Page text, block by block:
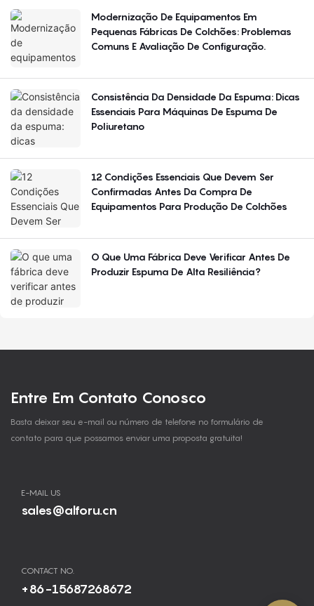
Modernização De Equipamentos Em
Pequenas Fábricas De Colchões: Problemas
Comuns E Avaliação De Configuração.
Consistência Da Densidade Da Espuma: Dicas
Essenciais Para Máquinas De Espuma De
Poliuretano
12 Condições Essenciais Que Devem Ser
Confirmadas Antes Da Compra De
Equipamentos Para Produção De Colchões
O Que Uma Fábrica Deve Verificar Antes De
Produzir Espuma De Alta Resiliência?
Entre Em Contato Conosco
Basta deixar seu e-mail ou número de telefone no formulário de
contato para que possamos enviar uma proposta gratuita!
E-MAIL US
sales@alforu.cn
CONTACT NO.
+86-15687268672